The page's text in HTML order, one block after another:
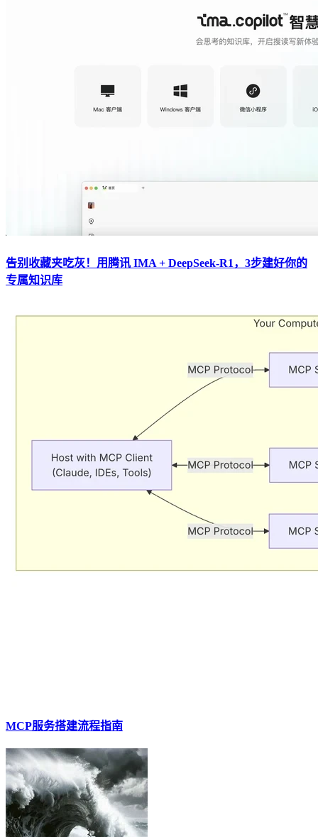
告别收藏夹吃灰！用腾讯 IMA + DeepSeek-R1，3步建好你的
专属知识库
MCP服务搭建流程指南